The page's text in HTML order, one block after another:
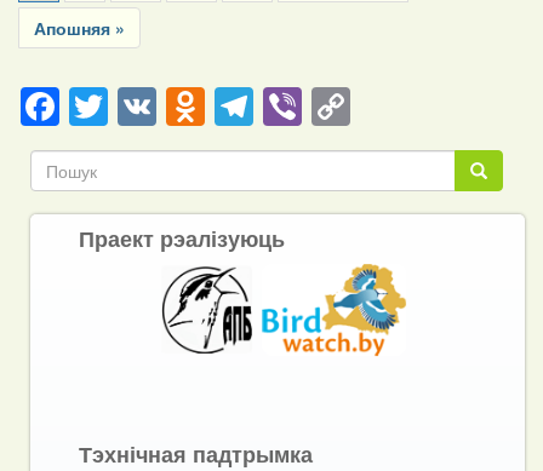
page
page
Last
page
Апошняя »
Facebook
Twitter
VKOdnoklassniki
Telegram
ViberCopy
Link Пошук
Пошук
Праект рэалізуюць
Тэхнічная падтрымка